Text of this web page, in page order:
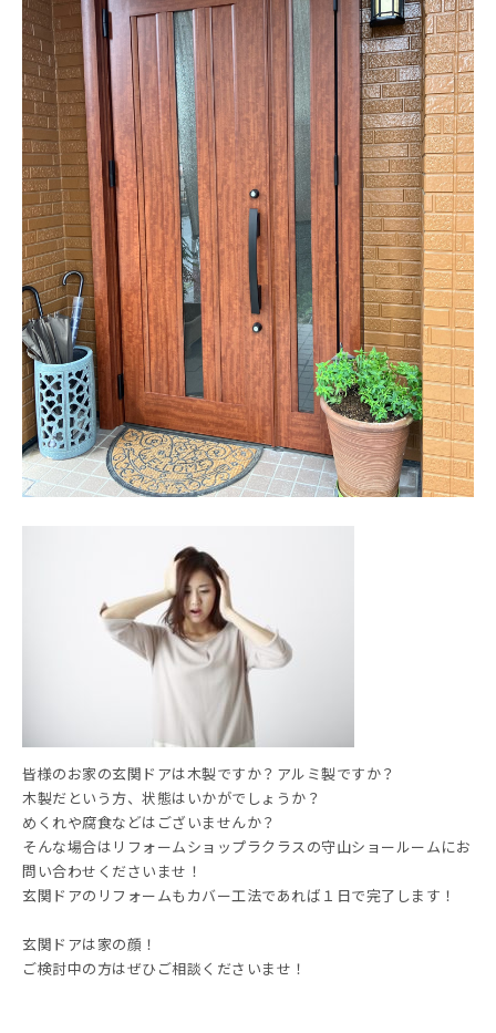
皆様のお家の玄関ドアは木製ですか？アルミ製ですか？
木製だという方、状態はいかがでしょうか？
めくれや腐食などはございませんか？
そんな場合はリフォームショップラクラスの守山ショールームにお
問い合わせくださいませ！
玄関ドアのリフォームもカバー工法であれば１日で完了します！
玄関ドアは家の顔！
ご検討中の方はぜひご相談くださいませ！